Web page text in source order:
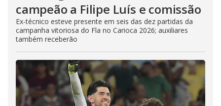
campeão a Filipe Luís e comissão
Ex-técnico esteve presente em seis das dez partidas da
campanha vitoriosa do Fla no Carioca 2026; auxiliares
também receberão